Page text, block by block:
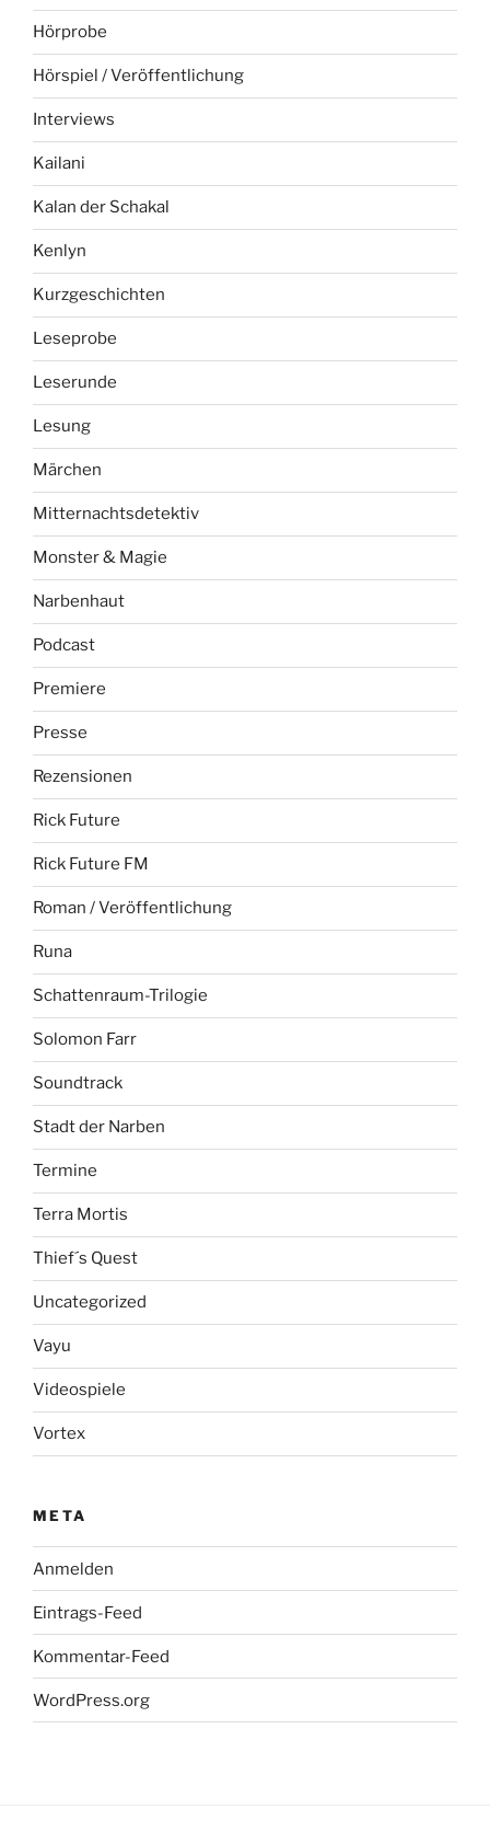
Hörprobe
Hörspiel / Veröffentlichung
Interviews
Kailani
Kalan der Schakal
Kenlyn
Kurzgeschichten
Leseprobe
Leserunde
Lesung
Märchen
Mitternachtsdetektiv
Monster & Magie
Narbenhaut
Podcast
Premiere
Presse
Rezensionen
Rick Future
Rick Future FM
Roman / Veröffentlichung
Runa
Schattenraum-Trilogie
Solomon Farr
Soundtrack
Stadt der Narben
Termine
Terra Mortis
Thief´s Quest
Uncategorized
Vayu
Videospiele
Vortex
META
Anmelden
Eintrags-Feed
Kommentar-Feed
WordPress.org